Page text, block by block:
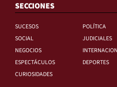
SECCIONES
SUCESOS
POLÍTICA
SOCIAL
JUDICIALES
NEGOCIOS
ESPECTÁCULOS
DEPORTES
CURIOSIDADES